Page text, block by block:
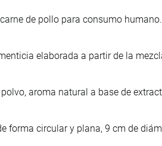
de pollo para consumo humano.
elaborada a partir de la
aroma natural a base de
forma circular y plana, 9 cm de